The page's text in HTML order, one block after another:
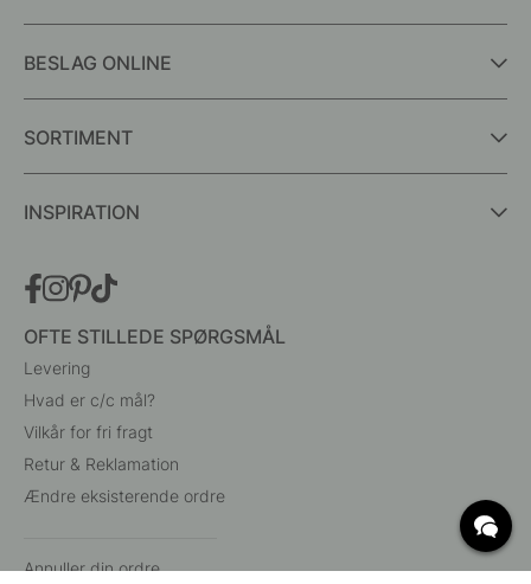
BESLAG ONLINE
SORTIMENT
INSPIRATION
OFTE STILLEDE SPØRGSMÅL
Levering
Hvad er c/c mål?
Vilkår for fri fragt
Retur & Reklamation
Ændre eksisterende ordre
Annuller din ordre